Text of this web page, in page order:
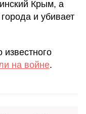
Крым, а
и убивает
на войне.